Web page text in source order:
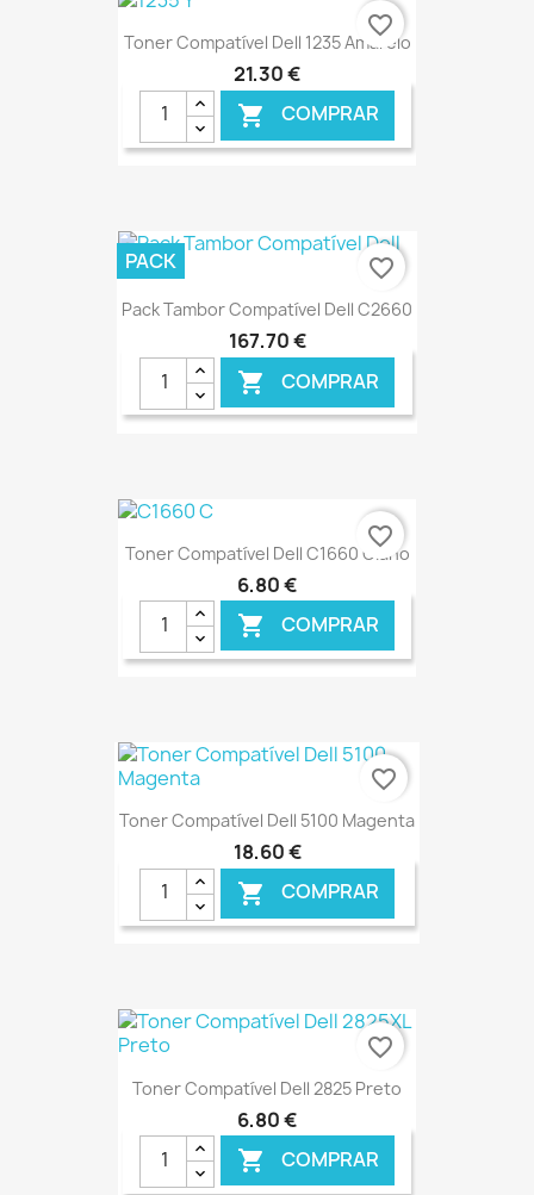
€ ONLINE
Toner Compatível Dell 1235 Amarelo
21,30 €
 COMPRAR
€ ONLINE
favorite_border
Pack Tambor Compatível Dell C2660
167,70 €
 COMPRAR
PACK favorite_border
Toner Compatível Dell C1660 Ciano
6,80 €
 COMPRAR
€ ONLINE
favorite_border
Toner Compatível Dell 5100 Magenta
18,60 €
 COMPRAR
€ ONLINE
favorite_border
Toner Compatível Dell 2825 Preto
6,80 €
 COMPRAR
favorite_border